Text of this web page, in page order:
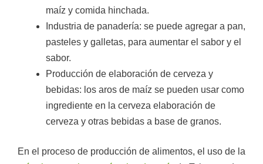
maíz y comida hinchada.
Industria de panadería: se puede agregar a pan,
pasteles y galletas, para aumentar el sabor y el
sabor.
Producción de elaboración de cerveza y
bebidas: los aros de maíz se pueden usar como
ingrediente en la cerveza elaboración de
cerveza y otras bebidas a base de granos.
En el proceso de producción de alimentos, el uso de la